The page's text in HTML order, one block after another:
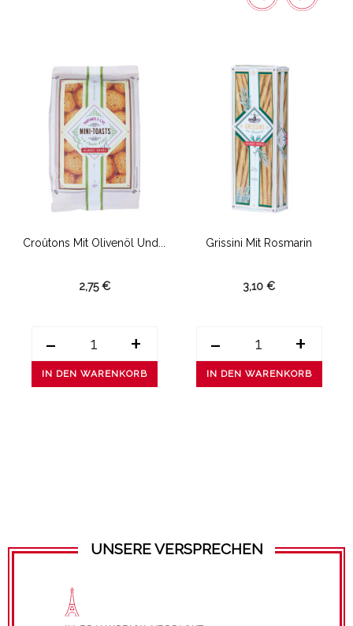
Croûtons Mit Olivenöl Und...
2,75 €
- +
IN DEN WARENKORB
Grissini Mit Rosmarin
3,10 €
- +
IN DEN WARENKORB
UNSERE VERSPRECHEN